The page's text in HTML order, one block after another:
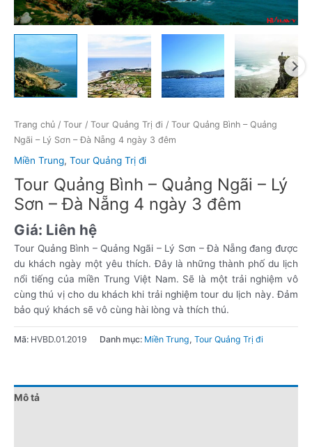
Trang chủ / Tour / Tour Quảng Trị đi / Tour Quảng Bình – Quảng
Ngãi – Lý Sơn – Đà Nẵng 4 ngày 3 đêm
Miền Trung, Tour Quảng Trị đi
Tour Quảng Bình – Quảng Ngãi – Lý
Sơn – Đà Nẵng 4 ngày 3 đêm
Giá: Liên hệ
Tour Quảng Bình – Quảng Ngãi – Lý Sơn – Đà Nẵng đang được
du khách ngày một yêu thích. Đây là những thành phố du lịch
nổi tiếng của miền Trung Việt Nam. Sẽ là một trải nghiệm vô
cùng thú vị cho du khách khi trải nghiệm tour du lịch này. Đảm
bảo quý khách sẽ vô cùng hài lòng và thích thú.
Mã: HVBD.01.2019 Danh mục: Miền Trung, Tour Quảng Trị đi
Mô tả